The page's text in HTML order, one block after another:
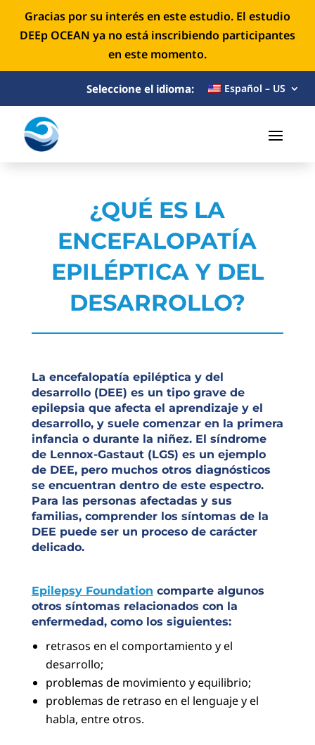
Gracias por su interés en este estudio. El estudio
DEEp OCEAN ya no está inscribiendo participantes
en este momento.
Seleccione el idioma: Español – US
¿QUÉ ES LA
ENCEFALOPATÍA
EPILÉPTICA Y DEL
DESARROLLO?
La encefalopatía epiléptica y del
desarrollo (DEE) es un tipo grave de
epilepsia que afecta el aprendizaje y el
desarrollo, y suele comenzar en la primera
infancia o durante la niñez. El síndrome
de Lennox-Gastaut (LGS) es un ejemplo
de DEE, pero muchos otros diagnósticos
se encuentran dentro de este espectro.
Para las personas afectadas y sus
familias, comprender los síntomas de la
DEE puede ser un proceso de carácter
delicado.
Epilepsy Foundation comparte algunos
otros síntomas relacionados con la
enfermedad, como los siguientes:
retrasos en el comportamiento y el
desarrollo;
problemas de movimiento y equilibrio;
problemas de retraso en el lenguaje y el
habla, entre otros.